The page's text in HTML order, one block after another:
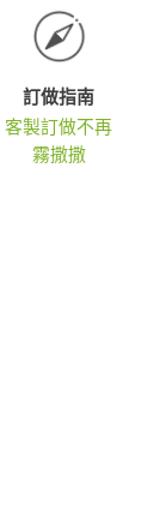
訂做指南
客製訂做不再
霧撒撒